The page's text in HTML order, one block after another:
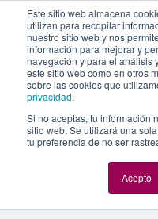
Este sitio web almacena
utilizan para recopilar
nuestro sitio web y nos
información para mejorar y
navegación y para el análisis
este sitio web como en otros
sobre las cookies que
privacidad.
Si no aceptas, tu información
sitio web. Se utilizará una
tu preferencia de no ser
Acepto
https://www.evento.love/
para-lucas/babyshower-
Nuestros
babyshower-celeste